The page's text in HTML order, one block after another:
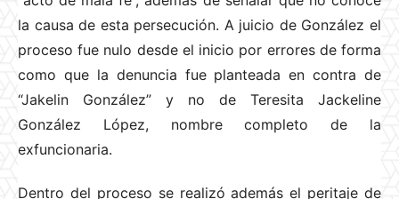
la causa de esta persecución. A juicio de González el
proceso fue nulo desde el inicio por errores de forma
como que la denuncia fue planteada en contra de
“Jakelin González” y no de Teresita Jackeline
González López, nombre completo de la
exfuncionaria.
Dentro del proceso se realizó además el peritaje de